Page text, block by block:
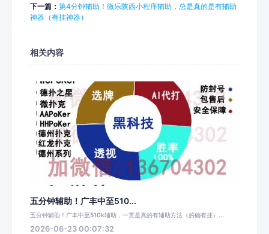
下一篇： 第4分钟辅助！微乐陕西小程序辅助，总是真的是有辅助
神器（有挂神器）
相关内容
五分钟辅助！广丰中至510...
五分钟辅助！广丰中至510k辅助，一贯是真的有辅助方法（的确有挂）...
2026-06-23 00:07:32